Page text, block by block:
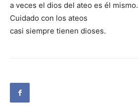
a veces el dios del ateo es él mismo.
Cuidado con los ateos
casi siempre tienen dioses.